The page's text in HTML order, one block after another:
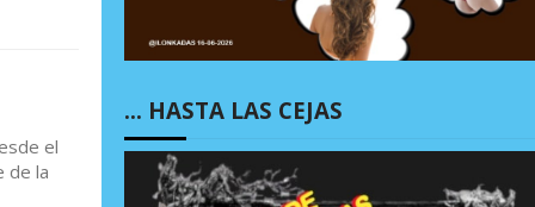
el
de la
… HASTA LAS CEJAS